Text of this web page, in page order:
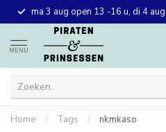
ma 3 aug open 13 -16 u, di 4
MENU
Home / Tags / nkmkaso